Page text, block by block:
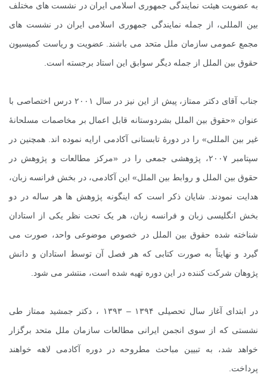
به عضویت هیئت نمایندگی جمهوری اسلامی ایران در نشست های مختلف
بین المللی، از جمله نمایندگی جمهوری اسلامی ایران در نشست های
مجمع عمومی سازمان ملل متحد می باشند. عضویت و ریاست کمیسیون
حقوق بین الملل از جمله دیگر سوابق این استاد برجسته است.
جناب آقای دکتر ممتاز، پیش از این نیز در سال ۲۰۰۱ درس اختصاصی با
عنوان «حقوق بین الملل بشردوستانه قابل اعمال بر مخاصمات مسلحانۀ
غیر بین المللی» را در دورۀ تابستانی آکادمی ارایه نموده اند. همچنین در
سپتامبر ۲۰۰۷، پژوهشی جمعی را در «مرکز مطالعات و پژوهش در
حقوق بین الملل و روابط بین الملل» این آکادمی، در بخش فرانسه زبان،
هدایت نمودند. شایان ذکر است که اینگونه پژوهش ها هر ساله در دو
بخش انگلیسی زبان و فرانسه زبان، هر یک تحت نظر یکی از استادان
شناخته شده حقوق بین الملل در خصوص موضوعی واحد، صورت می
گیرد و نهایتاً به صورت کتابی که هر فصل آن توسط استادان و دانش
پژوهان شرکت کننده در این دوره تهیه شده است، منتشر می شود.
در ابتدای آغاز سال تحصیلی ۱۳۹۴ – ۱۳۹۳ ، دکتر جمشید ممتاز طی
نشستی که از سوی انجمن ایرانی مطالعات سازمان ملل متحد برگزار
خواهد شد، به تبیین مباحث مطروحه در دوره آکادمی لاهه خواهند
پرداخت